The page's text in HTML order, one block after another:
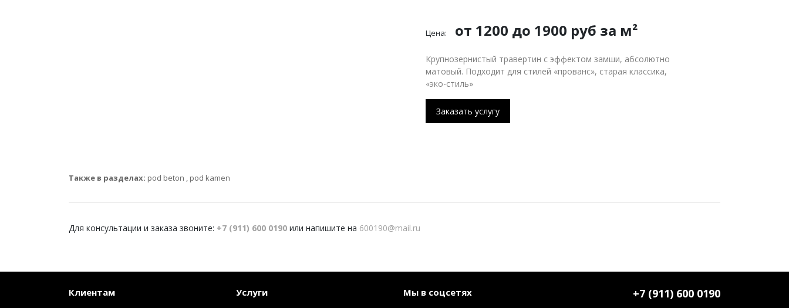
Цена: от 1200 до 1900 руб за м²
Крупнозернистый травертин с эффектом замши, абсолютно
матовый. Подходит для стилей «прованс», старая классика,
«эко-стиль»
Заказать услугу
Также в разделах: pod beton , pod kamen
Для консультации и заказа звоните: +7 (911) 600 0190 или напишите на 600190@mail.ru
Клиентам Услуги Мы в соцсетях +7 (911) 600 0190